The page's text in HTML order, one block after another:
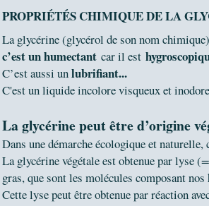
PROPRIÉTÉS CHIMIQUE DE LA
La glycérine (glycérol de son nom
c’est un humectant car il est
C’est aussi unlubrifiant...
C'est un liquide incolore visqueux et
La glycérine peut être d’origine
Dans une démarche écologique et
La glycérine végétale est obtenue par lyse (
gras, que sont les molécules composant
Cette lyse peut être obtenue par réaction